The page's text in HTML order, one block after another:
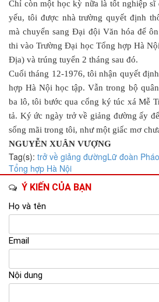
Chỉ còn một học kỳ nữa là tốt nghiệp sĩ
yếu, tôi được nhà trường quyết định
mà chuyển sang Đại đội Văn hóa để
thi vào Trường Đại học Tổng hợp Hà
Địa) và trúng tuyển 2 tháng sau đó.
Cuối tháng 12-1976, tôi nhận quyết
hợp Hà Nội học tập. Vẫn trong bộ
ba lô, tôi bước qua cổng ký túc xá Mễ
tả. Ký ức ngày trở về giảng đường ấy
sống mãi trong tôi, như một giấc mơ
NGUYỄN XUÂN VƯỢNG
Tag(s): trở về giảng đườngLữ đoàn
Tổng hợp Hà Nội
Ý KIẾN CỦA BẠN
Họ và tên
Email
Nội dung